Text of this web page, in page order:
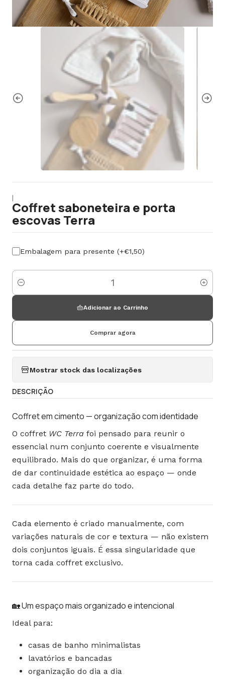
|
Coffret saboneteira e porta
escovas Terra
Embalagem para presente (+€1,50)
Quantidade
Adicionar ao Carrinho
Comprar agora
Mostrar stock das localizações
DESCRIÇÃO
Coffret em cimento — organização com identidade
O coffret WC Terra foi pensado para reunir o
essencial num conjunto coerente e visualmente
equilibrado. Mais do que organizar, é uma forma
de dar continuidade estética ao espaço — onde
cada detalhe faz parte do todo.
Cada elemento é criado manualmente, com
variações naturais de cor e textura — não existem
dois conjuntos iguais. É essa singularidade que
torna cada coffret exclusivo.
🏡 Um espaço mais organizado e intencional
Ideal para:
casas de banho minimalistas
lavatórios e bancadas
organização do dia a dia